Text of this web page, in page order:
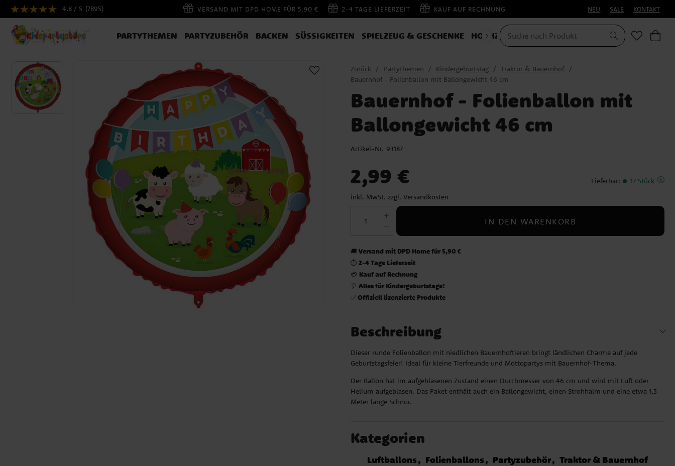
4.8 / 5 (7895) VERSAND MIT DPD HOME FÜR 5,90 € 2-4 TAGE LIEFERZEIT KAUF AUF RECHNUNG NEU SALE KONTAKT
PARTYTHEMEN PARTYZUBEHÖR BACKEN SÜSSIGKEITEN SPIELZEUG & GESCHENKE HOCHZEIT KOSTÜME
Zurück Partythemen Kindergeburtstag
Traktor & Bauernhof
Bauernhof - Folienballon mit Ballongewicht 46 cm
Bauernhof - Folienballon mit
Ballongewicht 46 cm
Artikel-Nr. 93187
2,99 €
inkl. MwSt. zzgl. Versandkosten
Lieferbar: 17 Stück
IN DEN WARENKORB
🚚Versand mit DPD Home für 5,90 €
⏱️2-4 Tage Lieferzeit
💳 Kauf auf Rechnung
🎈Alles für Kindergeburtstage!
✅Offiziell lizenzierte Produkte
Beschreibung
Dieser runde Folienballon mit niedlichen Bauernhoftieren bringt ländlichen Charme auf jede
Geburtstagsfeier! Ideal für kleine Tierfreunde und Mottopartys mit Bauernhof-Thema.
Der Ballon hat im aufgeblasenen Zustand einen Durchmesser von 46 cm und wird mit Luft oder
Helium aufgeblasen. Das Paket enthält auch ein Ballongewicht, einen Strohhalm und eine etwa 1,5
Meter lange Schnur.
Kategorien
Luftballons Folienballons Partyzubehör Traktor & Bauernhof